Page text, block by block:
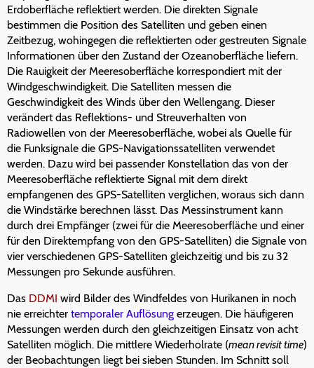
Erdoberfläche reflektiert werden. Die direkten Signale
bestimmen die Position des Satelliten und geben einen
Zeitbezug, wohingegen die reflektierten oder gestreuten Signale
Informationen über den Zustand der Ozeanoberfläche liefern.
Die Rauigkeit der Meeresoberfläche korrespondiert mit der
Windgeschwindigkeit. Die Satelliten messen die
Geschwindigkeit des Winds über den Wellengang. Dieser
verändert das Reflektions- und Streuverhalten von
Radiowellen von der Meeresoberfläche, wobei als Quelle für
die Funksignale die GPS-Navigationssatelliten verwendet
werden. Dazu wird bei passender Konstellation das von der
Meeresoberfläche reflektierte Signal mit dem direkt
empfangenen des GPS-Satelliten verglichen, woraus sich dann
die Windstärke berechnen lässt. Das Messinstrument kann
durch drei Empfänger (zwei für die Meeresoberfläche und einer
für den Direktempfang von den GPS-Satelliten) die Signale von
vier verschiedenen GPS-Satelliten gleichzeitig und bis zu 32
Messungen pro Sekunde ausführen.
Das DDMI wird Bilder des Windfeldes von Hurikanen in noch
nie erreichter temporaler Auflösung erzeugen. Die häufigeren
Messungen werden durch den gleichzeitigen Einsatz von acht
Satelliten möglich. Die mittlere Wiederholrate (mean revisit time)
der Beobachtungen liegt bei sieben Stunden. Im Schnitt soll